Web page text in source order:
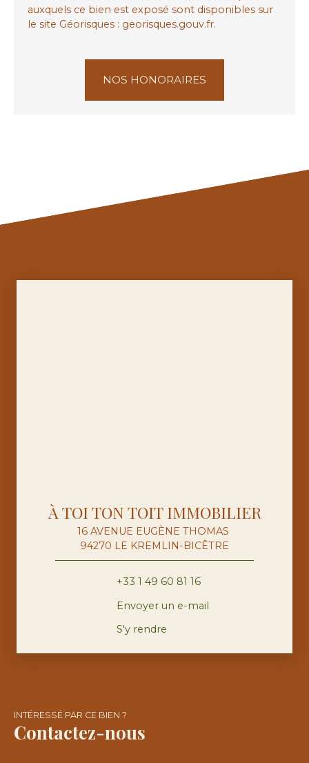
auxquels ce bien est exposé sont disponibles sur
le site Géorisques : georisques.gouv.fr.
NOS HONORAIRES
À TOI TON TOIT IMMOBILIER
16 AVENUE EUGÈNE THOMAS
94270 LE KREMLIN-BICÊTRE
+33 1 49 60 81 16
Envoyer un e-mail
S'y rendre
INTÉRESSÉ PAR CE BIEN ?
Contactez-nous